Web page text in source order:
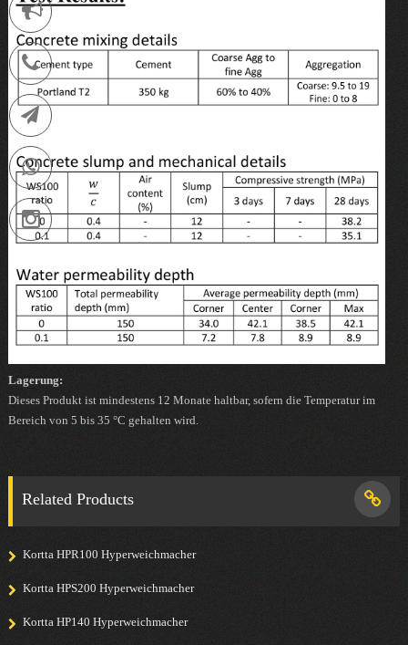
Lagerung:
Dieses Produkt ist mindestens 12 Monate haltbar, sofern die Temperatur im
Bereich von 5 bis 35 °C gehalten wird.
Related Products
Kortta HPR100 Hyperweichmacher
Kortta HPS200 Hyperweichmacher
Kortta HP140 Hyperweichmacher
Notification
021-
88752902
09036258539
Instagram